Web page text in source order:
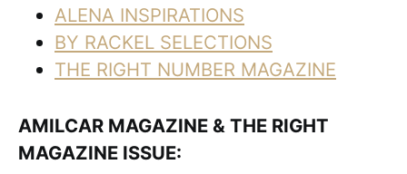
ALENA INSPIRATIONS
BY RACKEL SELECTIONS
THE RIGHT NUMBER MAGAZINE
AMILCAR MAGAZINE & THE RIGHT
MAGAZINE ISSUE: